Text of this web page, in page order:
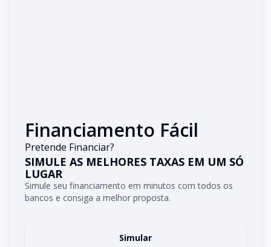
Financiamento Fácil
Pretende Financiar?
SIMULE AS MELHORES TAXAS EM UM SÓ
LUGAR
Simule seu financiamento em minutos com todos os
bancos e consiga a melhor proposta.
Simular